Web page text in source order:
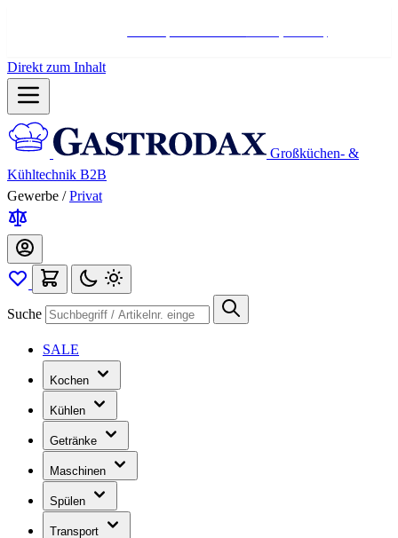
Direkt zum Inhalt
Großküchen- &
Kühltechnik B2B
Gewerbe / Privat
Suche
SALE
Kochen
Kühlen
Getränke
Maschinen
Spülen
Transport